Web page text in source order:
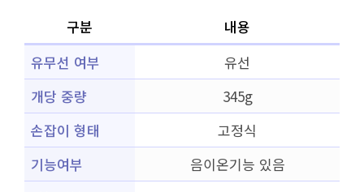
구분
내용
유무선 여부
유선
개당 중량
345g
손잡이 형태
고정식
기능여부
음이온기능 있음